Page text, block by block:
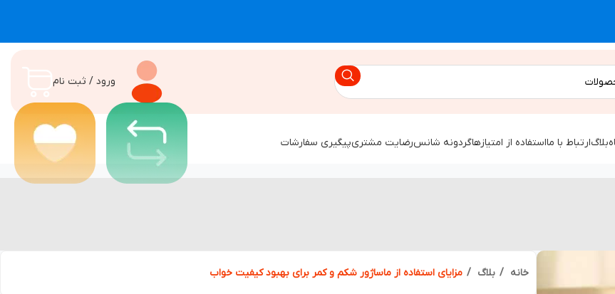
ورود / ثبت نام
بلاگارتباط با مااستفاده از امتیازهاگردونه شانسرضایت مشتریپیگیری سفارشات
خانه بلاگ مزایای استفاده از ماساژور شکم و کمر برای بهبود کیفیت خواب